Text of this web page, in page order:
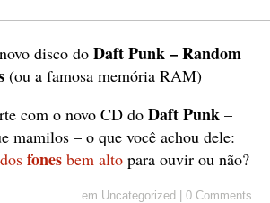
disco do Daft Punk – Random
(ou a famosa memória RAM)
com o novo CD do Daft Punk –
mamilos – o que você achou dele:
fones bem alto para ouvir ou não?
em Uncategorized 0 Comments